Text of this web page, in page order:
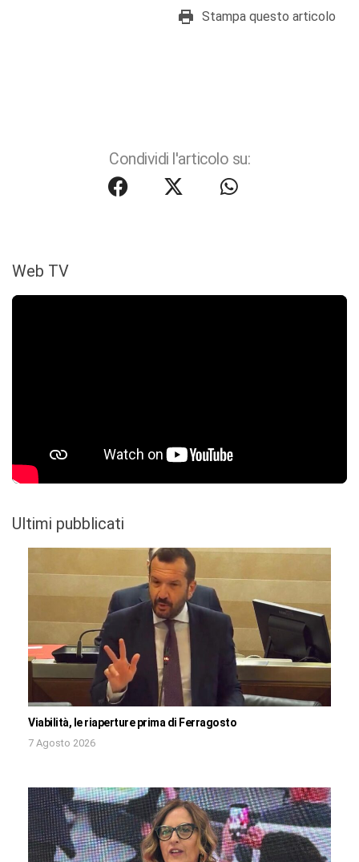
Stampa questo articolo
Condividi l'articolo su:
Web TV
Ultimi pubblicati
Viabilità, le riaperture prima di Ferragosto
7 Agosto 2026